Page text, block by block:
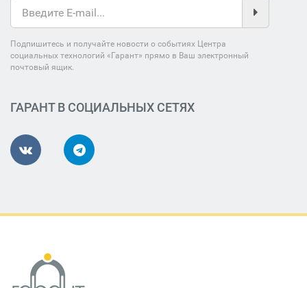
Подпишитесь и получайте новости о событиях Центра
социальных технологий «Гарант» прямо в Ваш электронный
почтовый ящик.
ГАРАНТ В СОЦИАЛЬНЫХ СЕТЯХ